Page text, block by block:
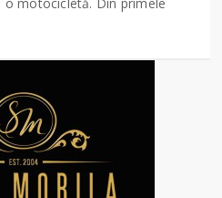
motocicletă. Din primele